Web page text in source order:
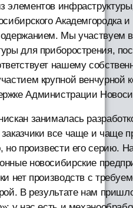
Академгородка и
Мы участвуем в
для приборострения,
нашему
крупной венчурной
Администрации
занималась
все чаще и чаще
но произвести его серию.
новосибирские
нет производств с
В результате нам